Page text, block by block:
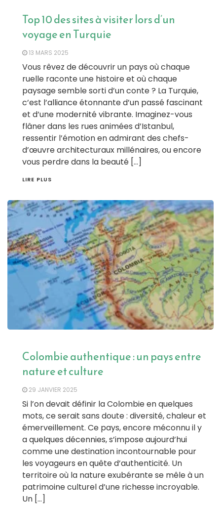
Top 10 des sites à visiter lors d’un
voyage en Turquie
13 MARS 2025
Vous rêvez de découvrir un pays où chaque
ruelle raconte une histoire et où chaque
paysage semble sorti d’un conte ? La Turquie,
c’est l’alliance étonnante d’un passé fascinant
et d’une modernité vibrante. Imaginez-vous
flâner dans les rues animées d’Istanbul,
ressentir l’émotion en admirant des chefs-
d’œuvre architecturaux millénaires, ou encore
vous perdre dans la beauté […]
LIRE PLUS
Colombie authentique : un pays entre
nature et culture
29 JANVIER 2025
Si l’on devait définir la Colombie en quelques
mots, ce serait sans doute : diversité, chaleur et
émerveillement. Ce pays, encore méconnu il y
a quelques décennies, s’impose aujourd’hui
comme une destination incontournable pour
les voyageurs en quête d’authenticité. Un
territoire où la nature exubérante se mêle à un
patrimoine culturel d’une richesse incroyable.
Un […]